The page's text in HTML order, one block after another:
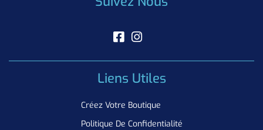
Liens Utiles
Créez Votre Boutique
Politique De Confidentialité